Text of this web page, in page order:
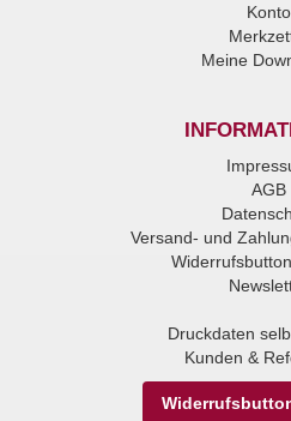
Konto
Meine
AGB
Versand- und
Druckdaten
Kunden &